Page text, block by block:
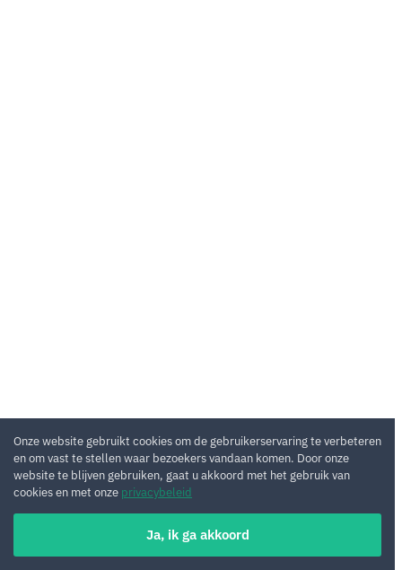
Onze website gebruikt cookies om de gebruikerservaring te verbeteren
en om vast te stellen waar bezoekers vandaan komen. Door onze
website te blijven gebruiken, gaat u akkoord met het gebruik van
cookies en met onze privacybeleid
Ja, ik ga akkoord